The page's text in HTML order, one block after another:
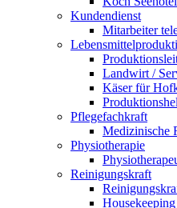
Kundendienst
Mitarbeiter
Landwirt /
Käser für
Pflegefachkraft
Medizinische
Physiotherapie
Reinigungskraft